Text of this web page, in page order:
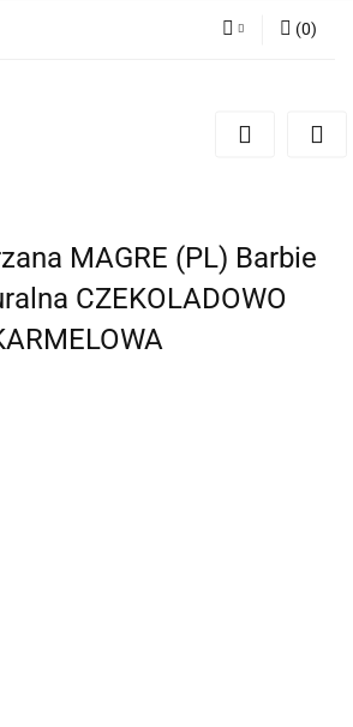
Zarejestruj się
(0)
MAGRE (PL) Barbie
CZEKOLADOWO